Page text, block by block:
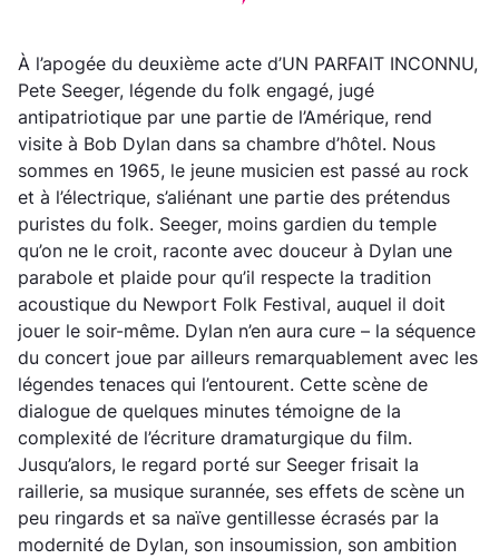
À l’apogée du deuxième acte d’UN PARFAIT INCONNU,
Pete Seeger, légende du folk engagé, jugé
antipatriotique par une partie de l’Amérique, rend
visite à Bob Dylan dans sa chambre d’hôtel. Nous
sommes en 1965, le jeune musicien est passé au rock
et à l’électrique, s’aliénant une partie des prétendus
puristes du folk. Seeger, moins gardien du temple
qu’on ne le croit, raconte avec douceur à Dylan une
parabole et plaide pour qu’il respecte la tradition
acoustique du Newport Folk Festival, auquel il doit
jouer le soir-même. Dylan n’en aura cure – la séquence
du concert joue par ailleurs remarquablement avec les
légendes tenaces qui l’entourent. Cette scène de
dialogue de quelques minutes témoigne de la
complexité de l’écriture dramaturgique du film.
Jusqu’alors, le regard porté sur Seeger frisait la
raillerie, sa musique surannée, ses effets de scène un
peu ringards et sa naïve gentillesse écrasés par la
modernité de Dylan, son insoumission, son ambition